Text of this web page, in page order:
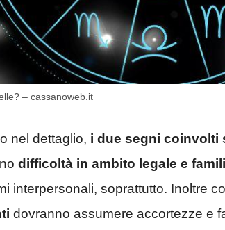
– cassanoweb.it
nel dettaglio, i due segni coinvolti
difficoltà in ambito legale e
interpersonali, soprattutto. Inoltre
dovranno assumere accortezze e